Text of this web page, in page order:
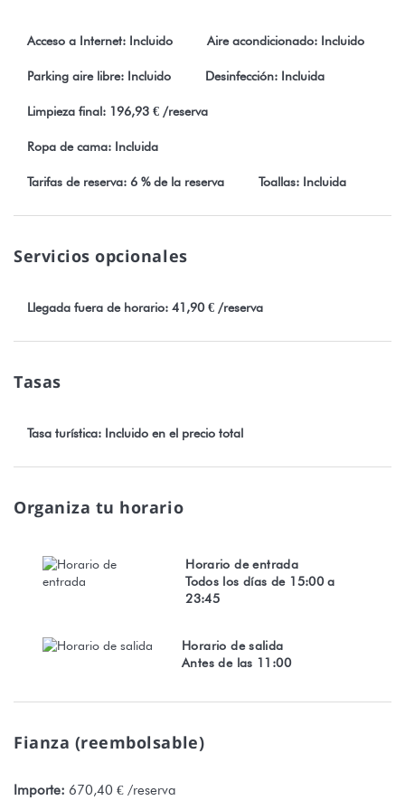
Póngase en contacto con su conserje para conocer los
LO ESENCIAL :
* Hasta 6 personas
* Traslados al aeropuerto
* Lagoonside
* Acceso gratuito a Internet wifi
página web StayInn.Vacations haciendo clic en términos y
condiciones.
Número de registro: TD21304
Acceso a Internet: Incluido Aire acondicionado: Incluido
Parking aire libre: Incluido Desinfección: Incluida
Limpieza final: 196,93 € /reserva
Ropa de cama: Incluida
Tarifas de reserva: 6 % de la reserva Toallas: Incluida
Servicios opcionales
Llegada fuera de horario: 41,90 € /reserva
Tasas
Tasa turística: Incluido en el precio total
Organiza tu horario
Horario de entrada
Todos los días de 15:00 a
23:45
Horario de salida
Antes de las 11:00
Fianza (reembolsable)
Importe: 670,40 € /reserva